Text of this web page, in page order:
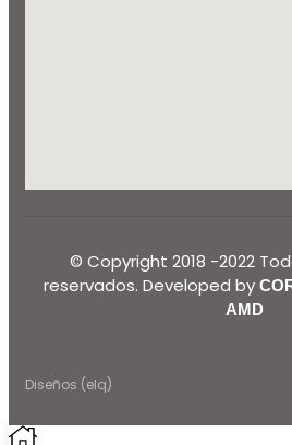
© Copyright 2018 -2022
reservados. Developed by
AMD
Diseños (elq)